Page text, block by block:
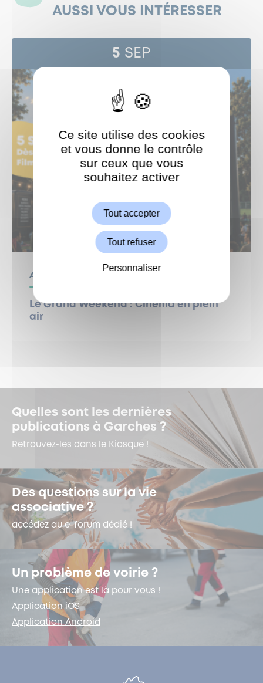
AUSSI VOUS INTÉRESSER
5 SEP
Animation
Le Grand Weekend : Cinéma en plein
air
Quelles sont les dernières
publications à Garches ?
Retrouvez-les dans le Kiosque !
Des questions sur la vie
associative ?
accédez au e-forum dédié !
Un problème de voirie ?
Une application est là pour vous !
Application iOS
Application Android
ShareThis est désactivé.
Ce site utilise des cookies
et vous donne le contrôle
sur ceux que vous
souhaitez activer
Tout accepter
Tout refuser
Personnaliser